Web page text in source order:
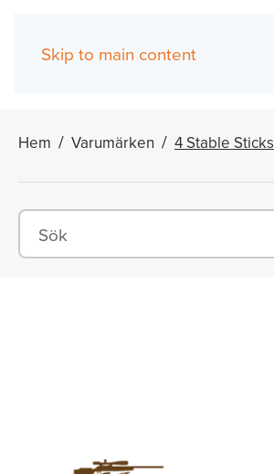
Skip to main content
Hem Varumärken 4 Stable Sticks